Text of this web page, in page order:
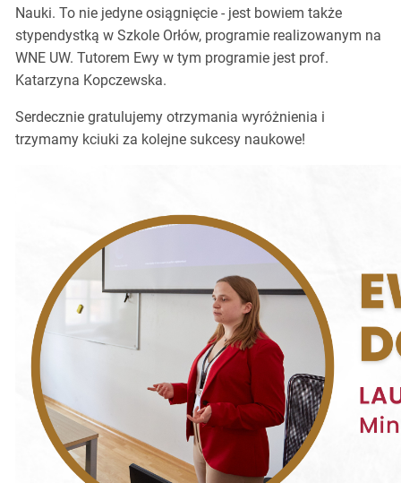
Nauki. To nie jedyne osiągnięcie - jest bowiem także
stypendystką w Szkole Orłów, programie realizowanym na
WNE UW. Tutorem Ewy w tym programie jest prof.
Katarzyna Kopczewska.
Serdecznie gratulujemy otrzymania wyróżnienia i
trzymamy kciuki za kolejne sukcesy naukowe!